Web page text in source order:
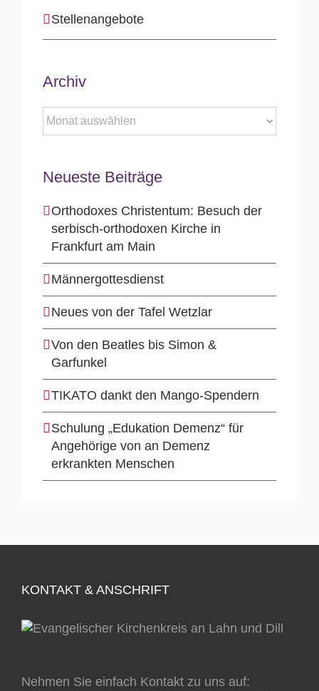
Stellenangebote
Archiv
Archiv
Neueste Beiträge
Orthodoxes Christentum: Besuch der
serbisch-orthodoxen Kirche in
Frankfurt am Main
Männergottesdienst
Neues von der Tafel Wetzlar
Von den Beatles bis Simon &
Garfunkel
TIKATO dankt den Mango-Spendern
Schulung „Edukation Demenz“ für
Angehörige von an Demenz
erkrankten Menschen
KONTAKT & ANSCHRIFT
Nehmen Sie einfach Kontakt zu uns auf: